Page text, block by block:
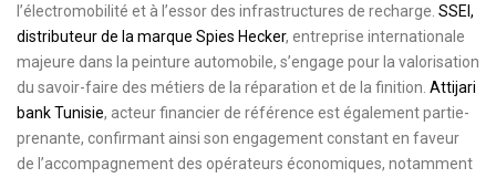
l’électromobilité et à l’essor des infrastructures de recharge. SSEI,
distributeur de la marque Spies Hecker, entreprise internationale
majeure dans la peinture automobile, s’engage pour la valorisation
du savoir-faire des métiers de la réparation et de la finition. Attijari
bank Tunisie, acteur financier de référence est également partie-
prenante, confirmant ainsi son engagement constant en faveur
de l’accompagnement des opérateurs économiques, notamment